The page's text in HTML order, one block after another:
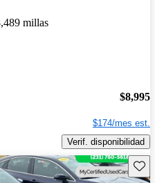
millas
$8,995
$174/mes est.
Verif. disponibilidad